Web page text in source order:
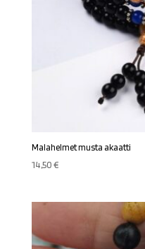
Malahelmet musta akaatti
14,50€